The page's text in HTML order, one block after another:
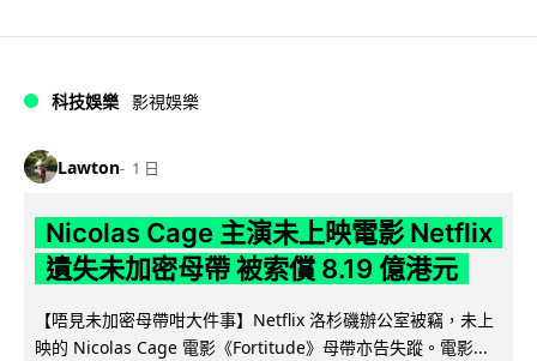
科技娛樂 影視娛樂
Lawton 1 日
Nicolas Cage 主演未上映電影 Netflix
遺失未加密母帶 被索償 8.19 億港元
【唔見未加密母帶咁大件事】Netflix 洛杉磯辦公室被竊，未上
映的 Nicolas Cage 電影《Fortitude》母帶亦告失蹤。電影...